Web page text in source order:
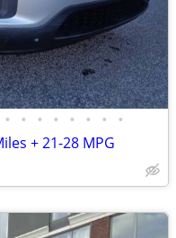
• • • • • • • •
+ 21-28 MPG